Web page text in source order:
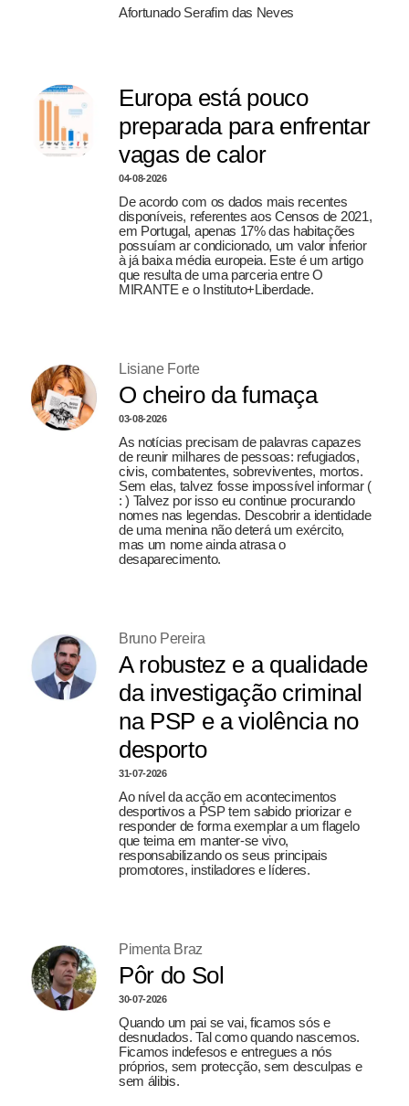
Afortunado Serafim das Neves
Europa está pouco
preparada para enfrentar
vagas de calor
04-08-2026
De acordo com os dados mais recentes
disponíveis, referentes aos Censos de 2021,
em Portugal, apenas 17% das habitações
possuíam ar condicionado, um valor inferior
à já baixa média europeia. Este é um artigo
que resulta de uma parceria entre O
MIRANTE e o Instituto+Liberdade.
Lisiane Forte
O cheiro da fumaça
03-08-2026
As notícias precisam de palavras capazes
de reunir milhares de pessoas: refugiados,
civis, combatentes, sobreviventes, mortos.
Sem elas, talvez fosse impossível informar (
: ) Talvez por isso eu continue procurando
nomes nas legendas. Descobrir a identidade
de uma menina não deterá um exército,
mas um nome ainda atrasa o
desaparecimento.
Bruno Pereira
A robustez e a qualidade
da investigação criminal
na PSP e a violência no
desporto
31-07-2026
Ao nível da acção em acontecimentos
desportivos a PSP tem sabido priorizar e
responder de forma exemplar a um flagelo
que teima em manter-se vivo,
responsabilizando os seus principais
promotores, instiladores e líderes.
Pimenta Braz
Pôr do Sol
30-07-2026
Quando um pai se vai, ficamos sós e
desnudados. Tal como quando nascemos.
Ficamos indefesos e entregues a nós
próprios, sem protecção, sem desculpas e
sem álibis.